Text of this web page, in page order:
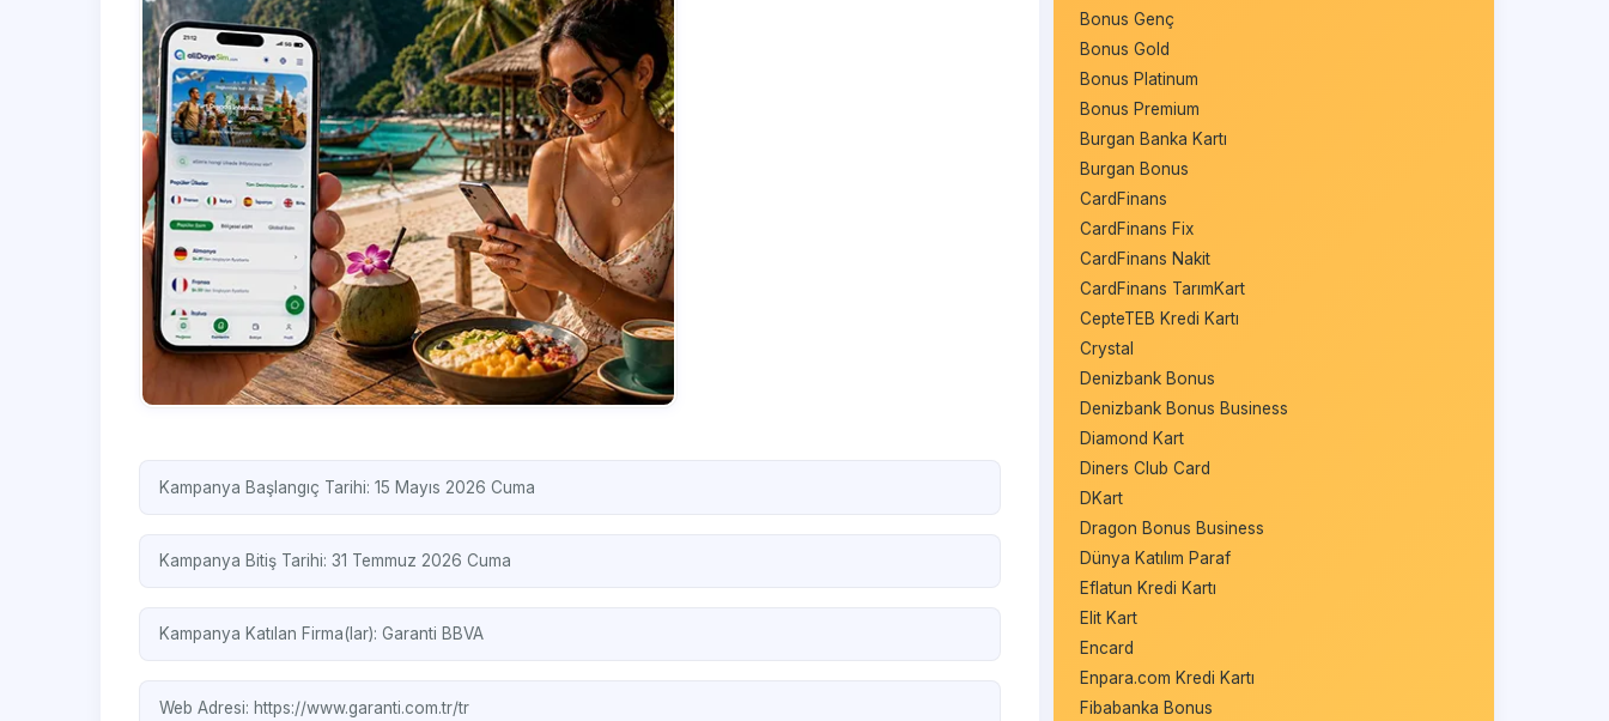
Kampanya Başlangıç Tarihi: 15 Mayıs 2026 Cuma
Kampanya Bitiş Tarihi: 31 Temmuz 2026 Cuma
Kampanya Katılan Firma(lar): Garanti BBVA
Web Adresi: https://www.garanti.com.tr/tr
Bonus Genç
Bonus Gold
Bonus Platinum
Bonus Premium
Burgan Banka Kartı
Burgan Bonus
CardFinans
CardFinans Fix
CardFinans Nakit
CardFinans TarımKart
CepteTEB Kredi Kartı
Crystal
Denizbank Bonus
Denizbank Bonus Business
Diamond Kart
Diners Club Card
DKart
Dragon Bonus Business
Dünya Katılım Paraf
Eflatun Kredi Kartı
Elit Kart
Encard
Enpara.com Kredi Kartı
Fibabanka Bonus